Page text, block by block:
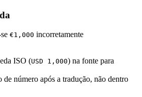
€1,000 incorretamente
ISO (USD 1,000) na fonte para
número após a tradução, não dentro